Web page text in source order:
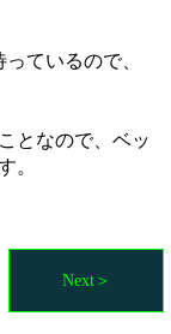
ているので、
となので、ベッ
。
Next＞